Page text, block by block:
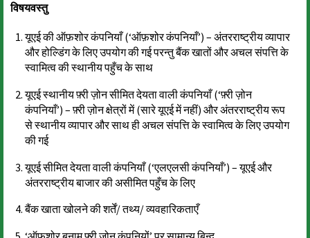
विषयवस्तु
यूएई की ऑफ़शोर कंपनियाँ (‘ऑफ़शोर कंपनियाँ’) – अंतरराष्ट्रीय व्यापार
और होल्डिंग के लिए उपयोग की गई परन्तु बैंक खातों और अचल संपत्ति के
स्वामित्व की स्थानीय पहुँच के साथ
यूएई स्थानीय फ़्री ज़ोन सीमित देयता वाली कंपनियाँ (‘फ़्री ज़ोन
कंपनियाँ’) – फ़्री ज़ोन क्षेत्रों में (सारे यूएई में नहीं) और अंतरराष्ट्रीय रूप
से स्थानीय व्यापार और साथ ही अचल संपत्ति के स्वामित्व के लिए उपयोग
की गई
यूएई सीमित देयता वाली कंपनियाँ (‘एलएलसी कंपनियाँ’) – यूएई और
अंतरराष्ट्रीय बाजार की असीमित पहुँच के लिए
बैंक खाता खोलने की शर्तें/ तथ्य/ व्यवहारिकताएँ